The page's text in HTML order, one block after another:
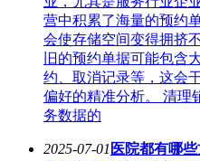
营中积累了海量的预约
会使存储空间变得拥挤
旧的预约单据可能包含
约、取消记录等，这会
偏好的精准分析。 清理
务数据的
2025-07-01 医院都有哪